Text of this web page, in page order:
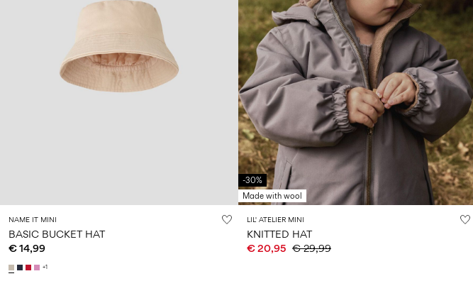
NAME IT MINI
BASIC BUCKET HAT
€ 14,99
+1
-30%
Made with wool
LIL' ATELIER MINI
KNITTED HAT
€ 20,95 € 29,99